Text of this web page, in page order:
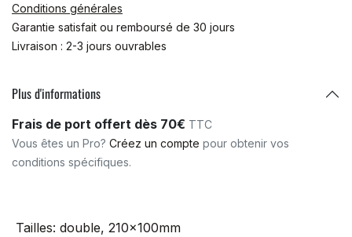
Conditions générales
Garantie satisfait ou remboursé de 30 jours
Livraison : 2-3 jours ouvrables
Plus d'informations
Frais de port offert dès 70€ TTC
Vous êtes un Pro? Créez un compte pour obtenir vos
conditions spécifiques.
Tailles: double, 210x100mm